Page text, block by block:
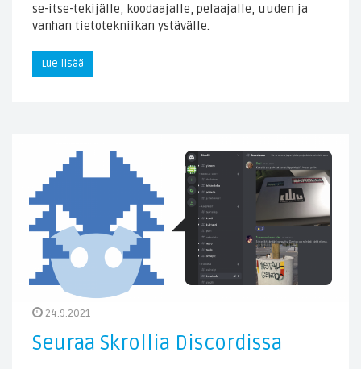
se-itse-tekijälle, koodaajalle, pelaajalle, uuden ja
vanhan tietotekniikan ystävälle.
Lue lisää
24.9.2021
Seuraa Skrollia Discordissa